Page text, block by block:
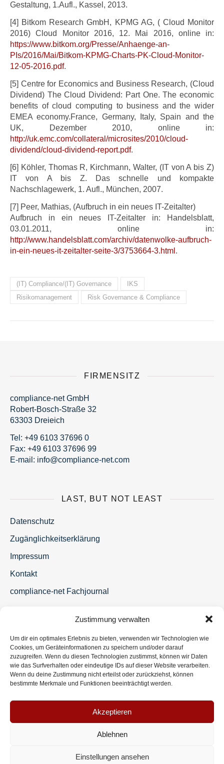
Zustimmung verwalten
Um dir ein optimales Erlebnis zu bieten, verwenden wir Technologien wie
Cookies, um Geräteinformationen zu speichern und/oder darauf
zuzugreifen. Wenn du diesen Technologien zustimmst, können wir Daten
wie das Surfverhalten oder eindeutige IDs auf dieser Website verarbeiten.
Wenn du deine Zustimmung nicht erteilst oder zurückziehst, können
bestimmte Merkmale und Funktionen beeinträchtigt werden.
Akzeptieren
Ablehnen
Einstellungen ansehen
Gestaltung, 1.Aufl., Kassel, 2013.
[4] Bitkom Research GmbH, KPMG AG, ( Cloud Monitor
2016) Cloud Monitor 2016, 12. Mai 2016, online in:
https://www.bitkom.org/Presse/Anhaenge-an-
PIs/2016/Mai/Bitkom-KPMG-Charts-PK-Cloud-Monitor-
12-05-2016.pdf.
[5] Centre for Economics and Business Research, (Cloud
Dividend) The Cloud Dividend: Part One. The economic
benefits of cloud computing to business and the wider
EMEA economy.France, Germany, Italy, Spain and the
UK, Dezember 2010, online in:
http://uk.emc.com/collateral/microsites/2010/cloud-
dividend/cloud-dividend-report.pdf.
[6] Köhler, Thomas R, Kirchmann, Walter, (IT von A bis Z)
IT von A bis Z. Das schnelle und kompakte
Nachschlagewerk, 1. Aufl., München, 2007.
[7] Peer, Mathias, (Aufbruch in ein neues IT-Zeitalter)
Aufbruch in ein neues IT-Zeitalter in: Handelsblatt,
03.01.2011, online in:
http://www.handelsblatt.com/archiv/datenwolke-aufbruch-
in-ein-neues-it-zeitalter-seite-3/3753664-3.html .
(IT) Compliance/(IT) Governance
IKS
Risikomanagement
Risk Governance & Compliance
FIRMENSITZ
compliance-net GmbH
Robert-Bosch-Straße 32
63303 Dreieich
Tel: +49 6103 37696 0
Fax: +49 6103 37696 99
E-mail:
moc.t
en-ec
nailp
moc@o
fni
LAST, BUT NOT LEAST
Datenschutz
Zugänglichkeitserklärung
Impressum
Kontakt
compliance-net Fachjournal